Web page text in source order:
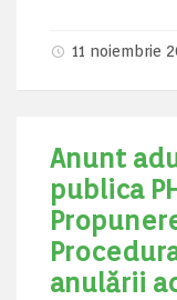
11 noiembrie
Anunt
publica
anulării